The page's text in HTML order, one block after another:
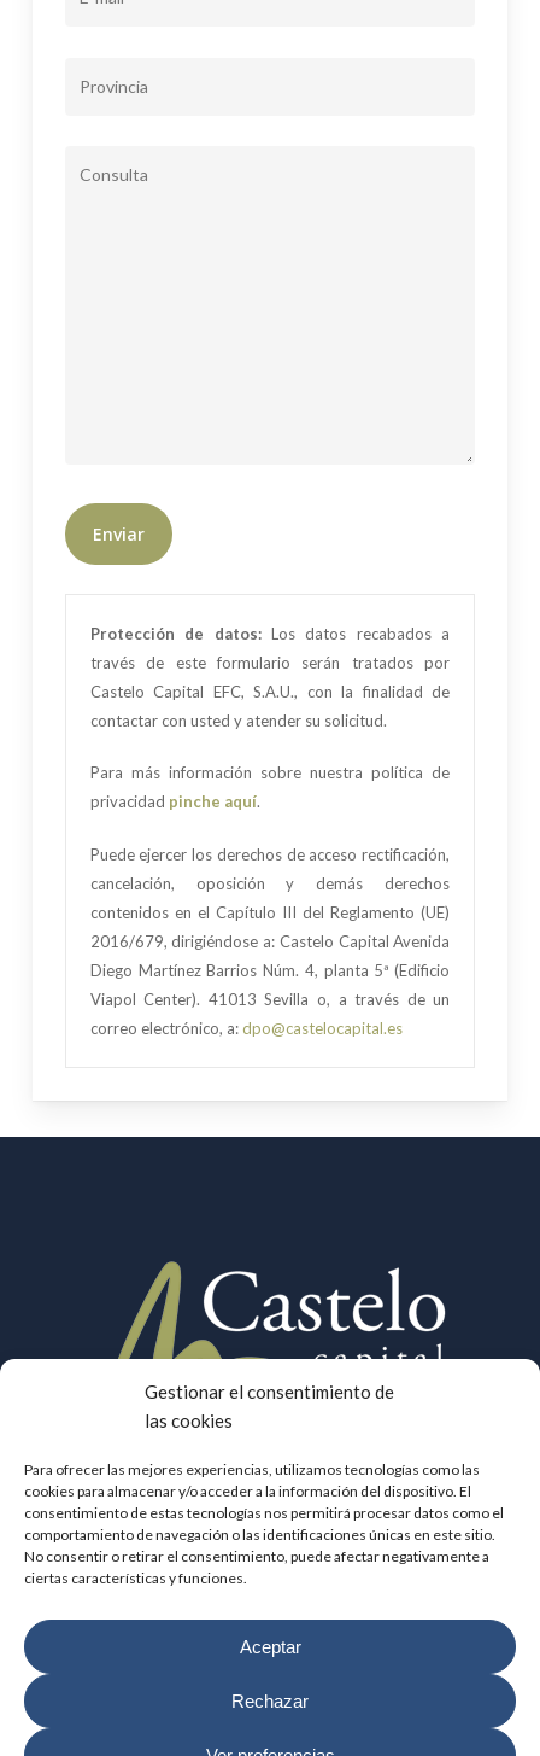
Gestionar el consentimiento de
las cookies
Para ofrecer las mejores experiencias, utilizamos tecnologías como las
cookies para almacenar y/o acceder a la información del dispositivo. El
consentimiento de estas tecnologías nos permitirá procesar datos como el
comportamiento de navegación o las identificaciones únicas en este sitio.
No consentir o retirar el consentimiento, puede afectar negativamente a
ciertas características y funciones.
Aceptar
Rechazar
Protección de datos: Los datos recabados a
través de este formulario serán tratados por
Castelo Capital EFC, S.A.U., con la finalidad de
contactar con usted y atender su solicitud.
Para más información sobre nuestra política de
privacidad pinche aquí.
Puede ejercer los derechos de acceso rectificación,
cancelación, oposición y demás derechos
contenidos en el Capítulo III del Reglamento (UE)
2016/679, dirigiéndose a: Castelo Capital Avenida
Diego Martínez Barrios Núm. 4, planta 5ª (Edificio
Viapol Center). 41013 Sevilla o, a través de un
correo electrónico, a: dpo@castelocapital.es
© 2026 Castelo Capital.
Corporativo:
Información Financiera
Todos los derechos reservados
Atención al cliente
Canal interno de información